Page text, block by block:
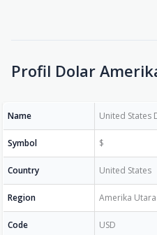
Profil Dolar
Name United States
Symbol $
Country United States
Region Amerika Utara
Code USD